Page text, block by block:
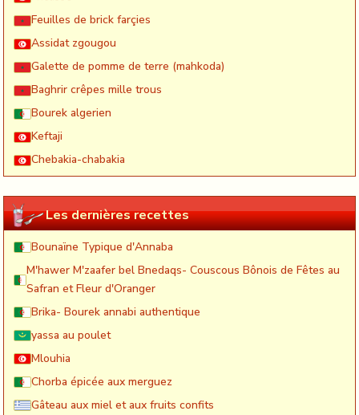
Feuilles de brick farçies
Assidat zgougou
Galette de pomme de terre (mahkoda)
Baghrir crêpes mille trous
Bourek algerien
Keftaji
Chebakia-chabakia
Les dernières recettes
Bounaïne Typique d'Annaba
M'hawer M'zaafer bel Bnedaqs- Couscous Bônois de Fêtes au
Safran et Fleur d'Oranger
Brika- Bourek annabi authentique
yassa au poulet
Mlouhia
Chorba épicée aux merguez
Gâteau aux miel et aux fruits confits